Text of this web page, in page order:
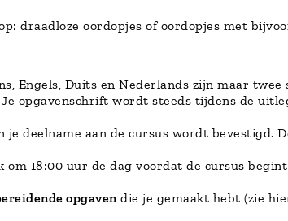
draadloze oordopjes of oordopjes met
Engels, Duits en Nederlands zijn maar
opgavenschrift wordt steeds tijdens de
je deelname aan de cursus wordt bevestigd.
om 18:00 uur de dag voordat de cursus
opgavendie je gemaakt hebt (zie